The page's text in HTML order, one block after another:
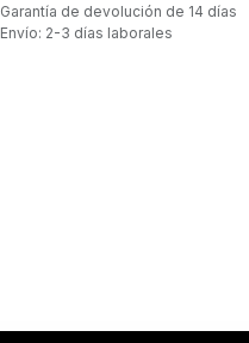
Garantía de devolución de 14 días
Envío: 2-3 días laborales